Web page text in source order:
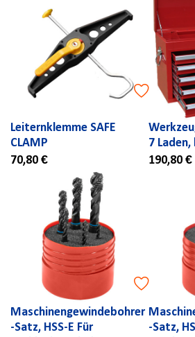
Leiternklemme SAFE
CLAMP
70,80 €
7
190,80 €
Maschinengewindebohrer
-Satz, HSS-E Für
-Satz,